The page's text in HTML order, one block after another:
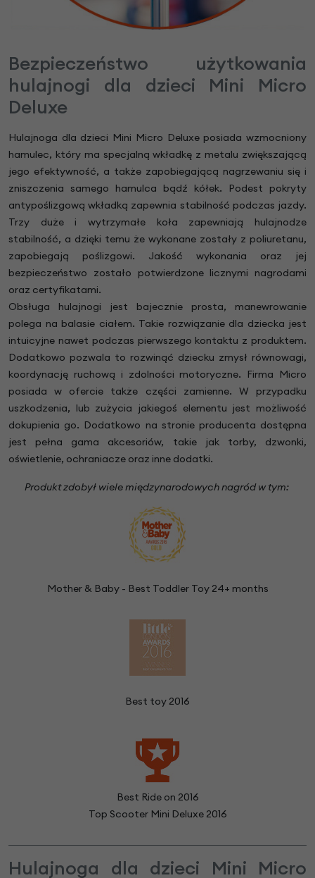
Bezpieczeństwo użytkowania
hulajnogi dla dzieci Mini Micro
Deluxe
Hulajnoga dla dzieci Mini Micro Deluxe posiada wzmocniony
hamulec, który ma specjalną wkładkę z metalu zwiększającą
jego efektywność, a także zapobiegającą nagrzewaniu się i
zniszczenia samego hamulca bądź kółek. Podest pokryty
antypoślizgową wkładką zapewnia stabilność podczas jazdy.
Trzy duże i wytrzymałe koła zapewniają hulajnodze
stabilność, a dzięki temu że wykonane zostały z poliuretanu,
zapobiegają poślizgowi. Jakość wykonania oraz jej
bezpieczeństwo zostało potwierdzone licznymi nagrodami
oraz certyfikatami.
Obsługa hulajnogi jest bajecznie prosta, manewrowanie
polega na balasie ciałem. Takie rozwiązanie dla dziecka jest
intuicyjne nawet podczas pierwszego kontaktu z produktem.
Dodatkowo pozwala to rozwinąć dziecku zmysł równowagi,
koordynację ruchową i zdolności motoryczne. Firma Micro
posiada w ofercie także części zamienne. W przypadku
uszkodzenia, lub zużycia jakiegoś elementu jest możliwość
dokupienia go. Dodatkowo na stronie producenta dostępna
jest pełna gama akcesoriów, takie jak torby, dzwonki,
oświetlenie, ochraniacze oraz inne dodatki.
Produkt zdobył wiele międzynarodowych nagród w tym:
Mother & Baby - Best Toddler Toy 24+ months
Best toy 2016
Best Ride on 2016
Top Scooter Mini Deluxe 2016
Hulajnoga dla dzieci Mini Micro